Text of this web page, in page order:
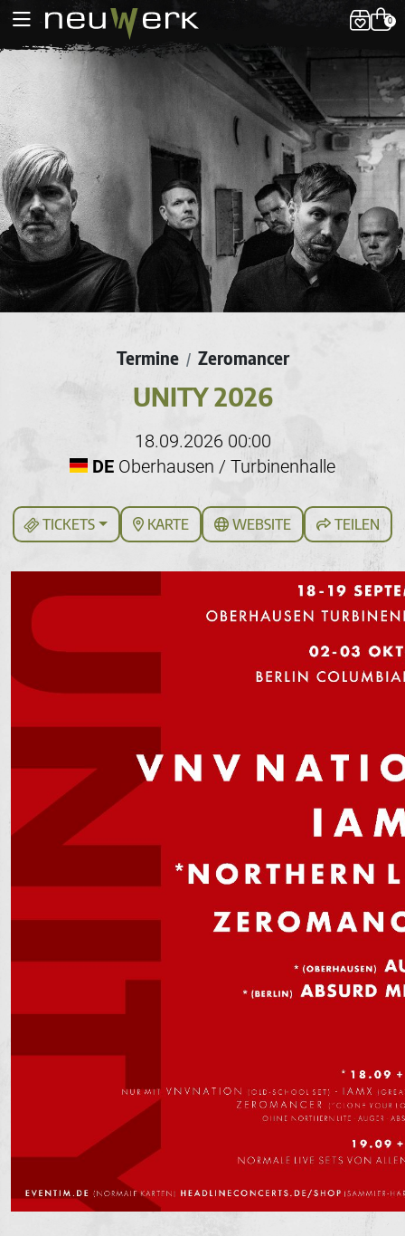
0
Termine / Zeromancer
UNITY 2026
18.09.2026 00:00
DEOberhausen / Turbinenhalle
TICKETS KARTE WEBSITE TEILEN